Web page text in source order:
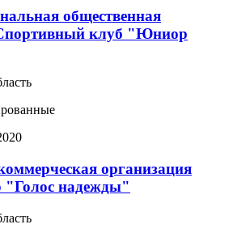
общественная
клуб "Юниор
организация
"Голос надежды"